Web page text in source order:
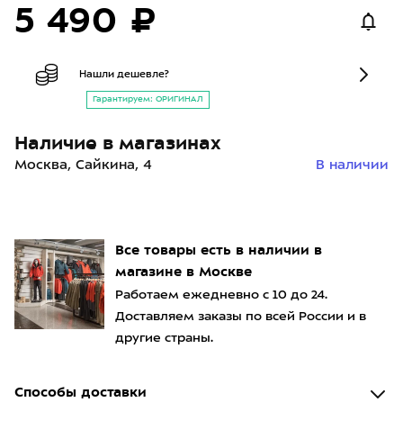
Все товары есть в наличии в
магазине в Москве
Работаем ежедневно с 10 до 24.
Доставляем заказы по всей России и в
другие страны.
Способы доставки
5 490 ₽
Нашли дешевле?
Гарантируем: ОРИГИНАЛ
Наличие в магазинах
Москва, Сайкина, 4 В наличии